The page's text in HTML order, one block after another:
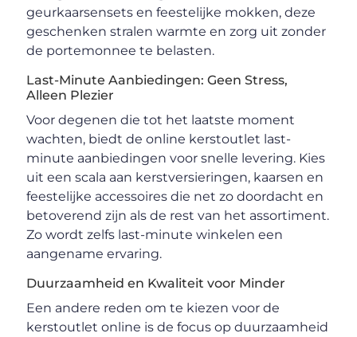
geurkaarsensets en feestelijke mokken, deze
geschenken stralen warmte en zorg uit zonder
de portemonnee te belasten.
Last-Minute Aanbiedingen: Geen Stress,
Alleen Plezier
Voor degenen die tot het laatste moment
wachten, biedt de online kerstoutlet last-
minute aanbiedingen voor snelle levering. Kies
uit een scala aan kerstversieringen, kaarsen en
feestelijke accessoires die net zo doordacht en
betoverend zijn als de rest van het assortiment.
Zo wordt zelfs last-minute winkelen een
aangename ervaring.
Duurzaamheid en Kwaliteit voor Minder
Een andere reden om te kiezen voor de
kerstoutlet online is de focus op duurzaamheid